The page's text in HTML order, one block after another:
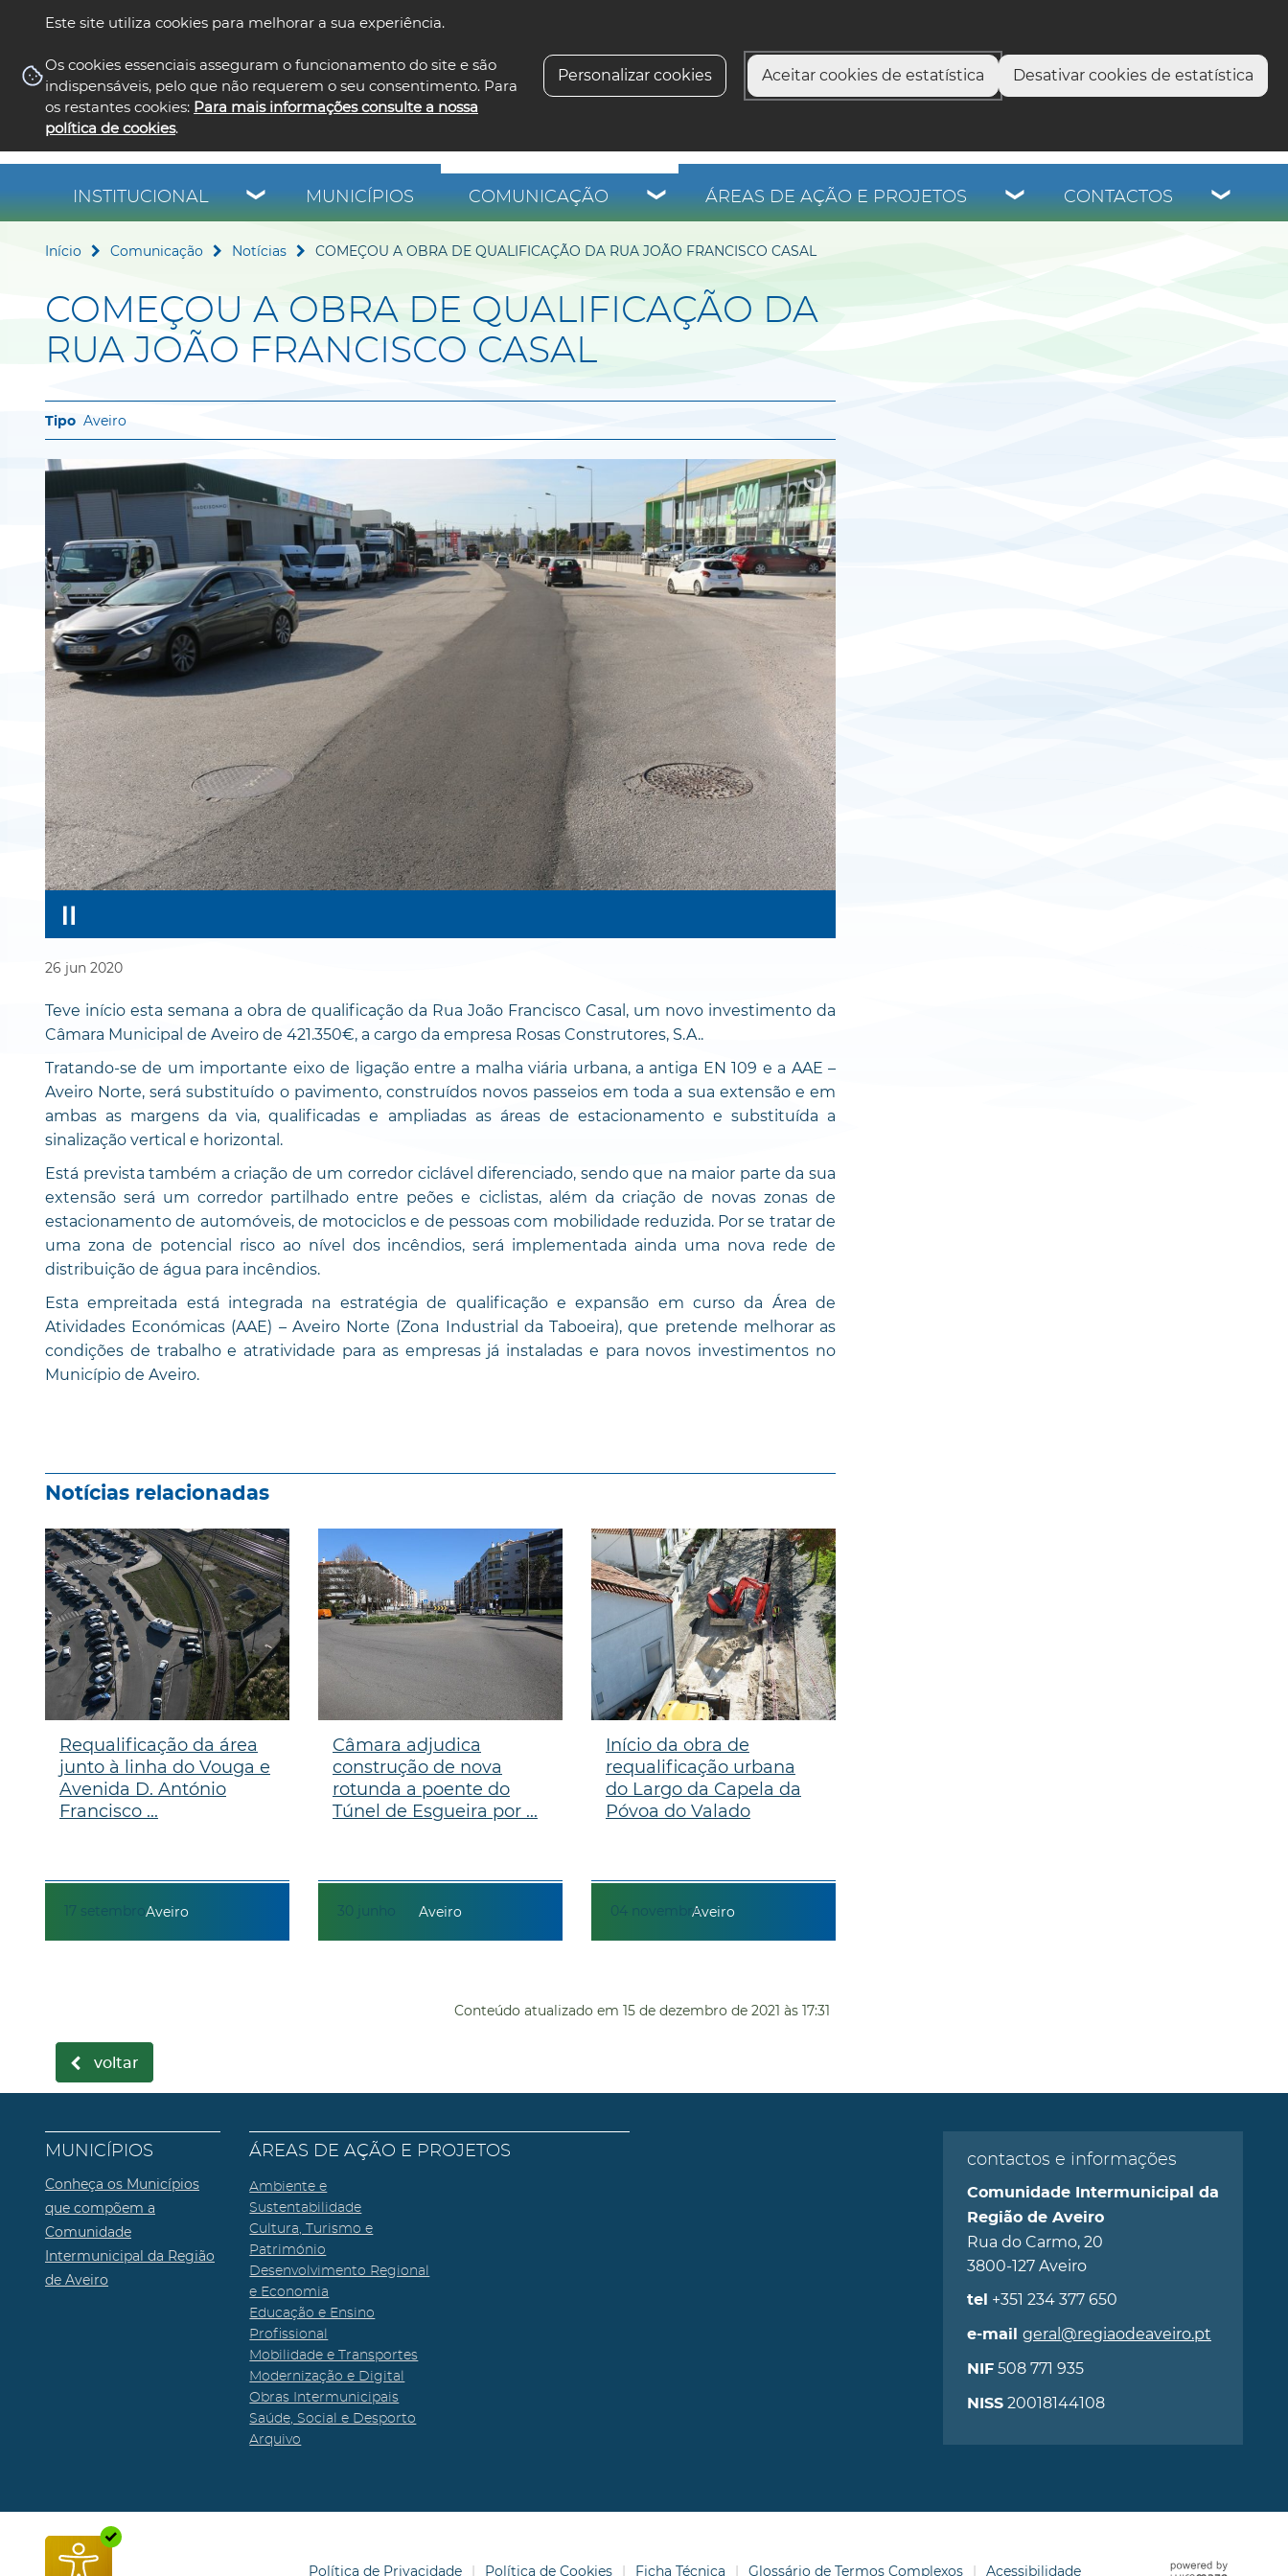
Este site utiliza cookies para melhorar a sua experiência.
Os cookies essenciais asseguram o funcionamento do site e são
indispensáveis, pelo que não requerem o seu consentimento. Para
os restantes cookies: Para mais informações consulte a nossa
política de cookies.
Personalizar cookies Aceitar cookies de estatística Desativar cookies de estatística
INSTITUCIONAL MUNICÍPIOS COMUNICAÇÃO ÁREAS DE AÇÃO E PROJETOS CONTACTOS
Início Comunicação Notícias COMEÇOU A OBRA DE QUALIFICAÇÃO DA RUA JOÃO FRANCISCO CASAL
COMEÇOU A OBRA DE QUALIFICAÇÃO DA
RUA JOÃO FRANCISCO CASAL
Aveiro
26 jun 2020
Teve início esta semana a obra de qualificação da Rua João Francisco Casal, um novo investimento da
Câmara Municipal de Aveiro de 421.350€, a cargo da empresa Rosas Construtores, S.A..
Tratando-se de um importante eixo de ligação entre a malha viária urbana, a antiga EN 109 e a AAE –
Aveiro Norte, será substituído o pavimento, construídos novos passeios em toda a sua extensão e em
ambas as margens da via, qualificadas e ampliadas as áreas de estacionamento e substituída a
sinalização vertical e horizontal.
Está prevista também a criação de um corredor ciclável diferenciado, sendo que na maior parte da sua
extensão será um corredor partilhado entre peões e ciclistas, além da criação de novas zonas de
estacionamento de automóveis, de motociclos e de pessoas com mobilidade reduzida. Por se tratar de
uma zona de potencial risco ao nível dos incêndios, será implementada ainda uma nova rede de
distribuição de água para incêndios.
Esta empreitada está integrada na estratégia de qualificação e expansão em curso da Área de
Atividades Económicas (AAE) – Aveiro Norte (Zona Industrial da Taboeira), que pretende melhorar as
condições de trabalho e atratividade para as empresas já instaladas e para novos investimentos no
Município de Aveiro.
Notícias relacionadas
17 setembro
Requalificação da área
junto à linha do Vouga e
Avenida D. António
Francisco ...
Aveiro 30 junho
Câmara adjudica
construção de nova
rotunda a poente do
Túnel de Esgueira por ...
Aveiro 04 novembro
Início da obra de
requalificação urbana
do Largo da Capela da
Póvoa do Valado
Aveiro
Conteúdo atualizado em 15 de dezembro de 2021 às 17:31
voltar
MUNICÍPIOS
Conheça os Municípios
que compõem a
Comunidade
Intermunicipal da Região
de Aveiro
ÁREAS DE AÇÃO E PROJETOS
Ambiente e
Sustentabilidade
Cultura, Turismo e
Património
Desenvolvimento Regional
e Economia
Educação e Ensino
Profissional
Mobilidade e Transportes
Modernização e Digital
Obras Intermunicipais
Saúde, Social e Desporto
Arquivo
contactos e informações
Comunidade Intermunicipal da
Região de Aveiro
Rua do Carmo, 20
3800-127 Aveiro
tel +351 234 377 650
e-mail geral@regiaodeaveiro.pt
NIF508 771 935
NISS20018144108
Política de Privacidade Política de Cookies Ficha Técnica Glossário de Termos Complexos Acessibilidade